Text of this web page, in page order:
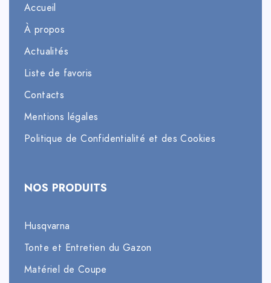
Accueil
À propos
Actualités
Liste de favoris
Contacts
Mentions légales
Politique de Confidentialité et des Cookies
NOS PRODUITS
Husqvarna
Tonte et Entretien du Gazon
Matériel de Coupe